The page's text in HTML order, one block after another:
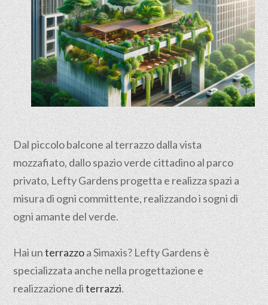
Dal piccolo balcone al terrazzo dalla vista
mozzafiato, dallo spazio verde cittadino al parco
privato, Lefty Gardens progetta e realizza spazi a
misura di ogni committente, realizzando i sogni di
ogni amante del verde.
Hai unterrazzoa Simaxis? Lefty Gardens è
specializzata anche nella progettazione e
realizzazione diterrazzi.